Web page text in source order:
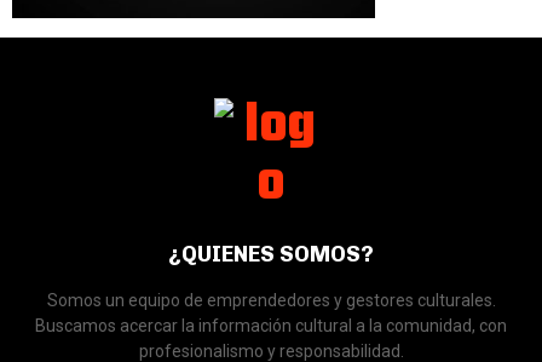
¿QUIENES SOMOS?
Somos un equipo de emprendedores y gestores culturales.
Buscamos acercar la información cultural a la comunidad, con
profesionalismo y responsabilidad.